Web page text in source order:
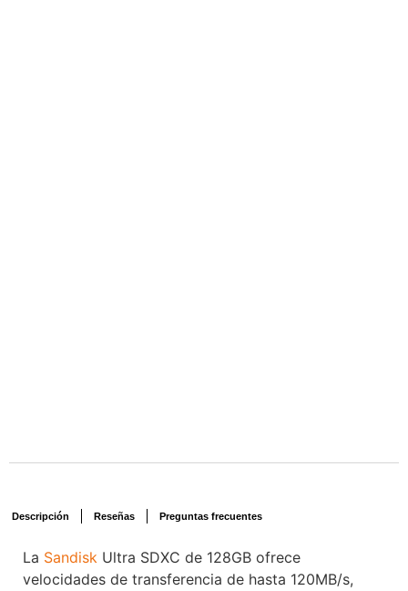
Descripción Reseñas Preguntas frecuentes
La Sandisk Ultra SDXC de 128GB ofrece
velocidades de transferencia de hasta 120MB/s,